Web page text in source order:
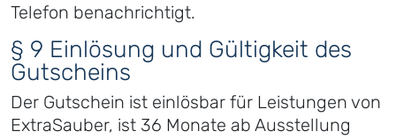
Telefon benachrichtigt.
§ 9 Einlösung und Gültigkeit des
Gutscheins
Der Gutschein ist einlösbar für Leistungen von
ExtraSauber, ist 36 Monate ab Ausstellung